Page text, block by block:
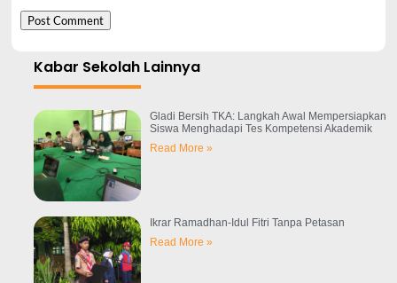
Kabar Sekolah Lainnya
Gladi Bersih TKA: Langkah Awal Mempersiapkan
Siswa Menghadapi Tes Kompetensi Akademik
Read More »
Ikrar Ramadhan-Idul Fitri Tanpa Petasan
Read More »